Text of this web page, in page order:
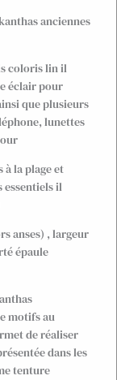
anciennes
coloris lin il
éclair pour
que plusieurs
lunettes
la plage et
essentiels il
anses) , largeur
épaule
motifs au
de réaliser
dans les
tenture